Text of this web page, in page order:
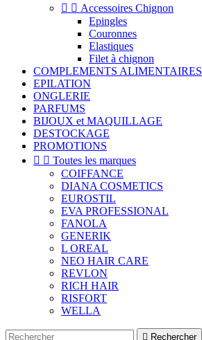
  Accessoires Chignon
Epingles
Couronnes
Elastiques
Filet à chignon
COMPLEMENTS ALIMENTAIRES
EPILATION
ONGLERIE
PARFUMS
BIJOUX et MAQUILLAGE
DESTOCKAGE
PROMOTIONS
  Toutes les marques
COIFFANCE
DIANA COSMETICS
EUROSTIL
EVA PROFESSIONAL
FANOLA
GENERIK
L OREAL
NEO HAIR CARE
REVLON
RICH HAIR
RISFORT
WELLA
 Rechercher